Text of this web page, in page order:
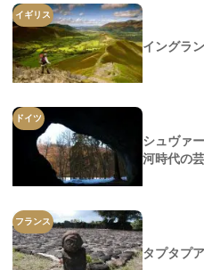
イギリス
イングラ
ドイツ
シュヴァ
河時代の
フランス
タプタプ